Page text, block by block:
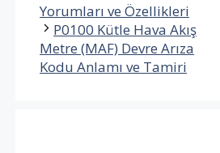
Yorumları ve Özellikleri
P0100 Kütle Hava Akış
Metre (MAF) Devre Arıza
Kodu Anlamı ve Tamiri